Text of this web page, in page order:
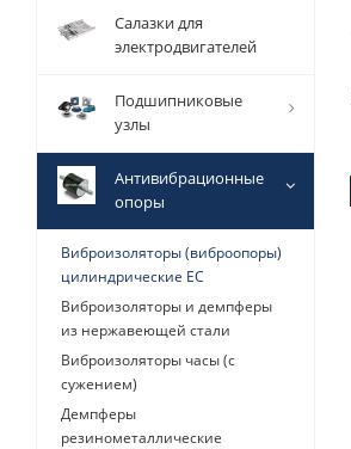
Салазки для
электродвигателей
Подшипниковые
узлы
Антивибрационные
опоры
Виброизоляторы (виброопоры)
цилиндрические EC
Виброизоляторы и демпферы
из нержавеющей стали
Виброизоляторы часы (с
сужением)
Демпферы
резинометаллические